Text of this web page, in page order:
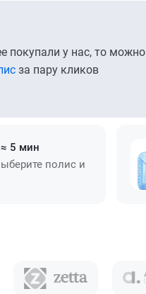
покупали у нас, то можно
за пару кликов
5 мин
полис и